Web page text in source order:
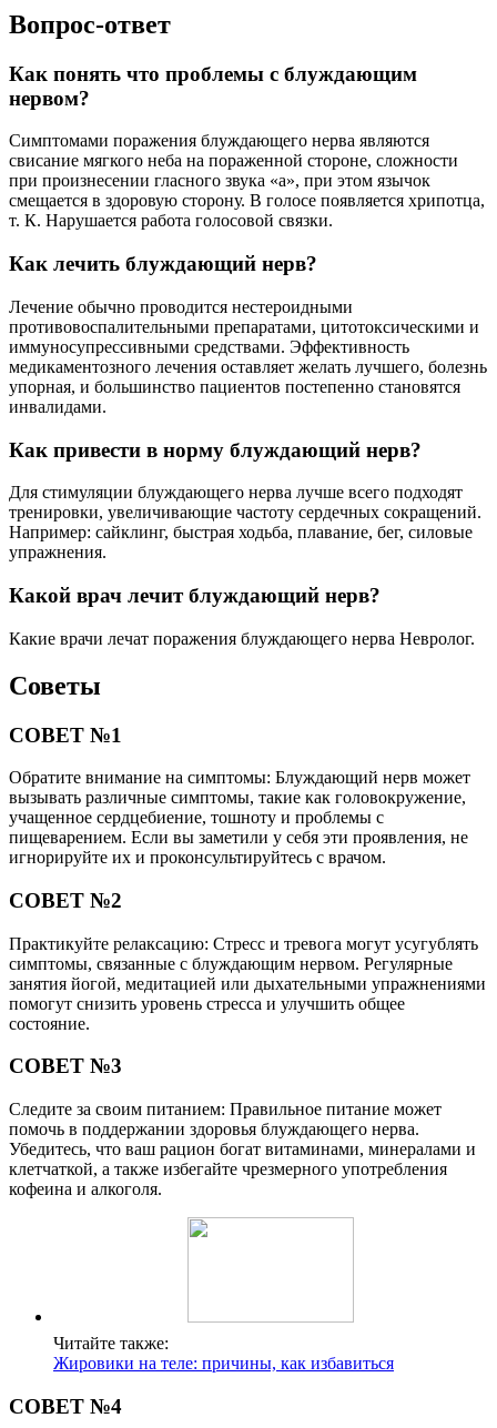
Вопрос-ответ
Как понять что проблемы с блуждающим
нервом?
Симптомами поражения блуждающего нерва являются
свисание мягкого неба на пораженной стороне, сложности
при произнесении гласного звука «а», при этом язычок
смещается в здоровую сторону. В голосе появляется хрипотца,
т. К. Нарушается работа голосовой связки.
Как лечить блуждающий нерв?
Лечение обычно проводится нестероидными
противовоспалительными препаратами, цитотоксическими и
иммуносупрессивными средствами. Эффективность
медикаментозного лечения оставляет желать лучшего, болезнь
упорная, и большинство пациентов постепенно становятся
инвалидами.
Как привести в норму блуждающий нерв?
Для стимуляции блуждающего нерва лучше всего подходят
тренировки, увеличивающие частоту сердечных сокращений.
Например: сайклинг, быстрая ходьба, плавание, бег, силовые
упражнения.
Какой врач лечит блуждающий нерв?
Какие врачи лечат поражения блуждающего нерва Невролог.
Советы
СОВЕТ №1
Обратите внимание на симптомы: Блуждающий нерв может
вызывать различные симптомы, такие как головокружение,
учащенное сердцебиение, тошноту и проблемы с
пищеварением. Если вы заметили у себя эти проявления, не
игнорируйте их и проконсультируйтесь с врачом.
СОВЕТ №2
Практикуйте релаксацию: Стресс и тревога могут усугублять
симптомы, связанные с блуждающим нервом. Регулярные
занятия йогой, медитацией или дыхательными упражнениями
помогут снизить уровень стресса и улучшить общее
состояние.
СОВЕТ №3
Следите за своим питанием: Правильное питание может
помочь в поддержании здоровья блуждающего нерва.
Убедитесь, что ваш рацион богат витаминами, минералами и
клетчаткой, а также избегайте чрезмерного употребления
кофеина и алкоголя.
Читайте также:
Жировики на теле: причины, как избавиться
СОВЕТ №4